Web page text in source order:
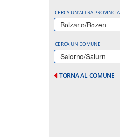
CERCA UN'ALTRA PROVINCIA
Bolzano/Bozen
CERCA UN COMUNE
Salorno/Salurn
TORNA AL COMUNE